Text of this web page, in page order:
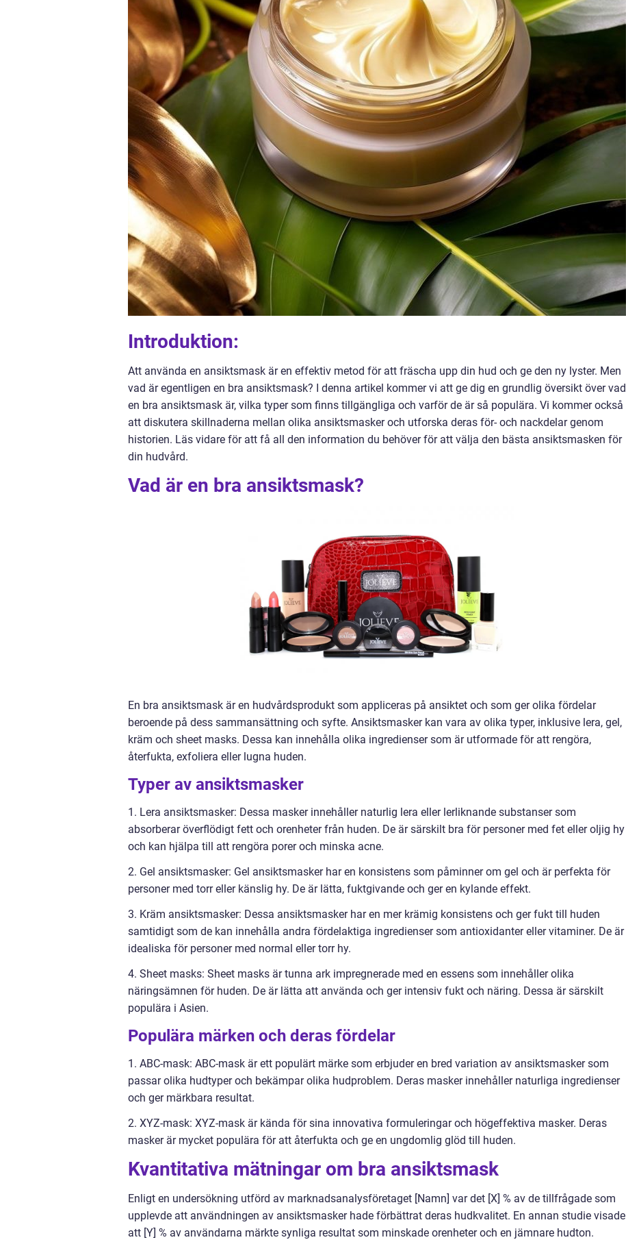
Introduktion:
Att använda en ansiktsmask är en effektiv metod för att fräscha upp din hud och ge den ny lyster. Men
vad är egentligen en bra ansiktsmask? I denna artikel kommer vi att ge dig en grundlig översikt över vad
en bra ansiktsmask är, vilka typer som finns tillgängliga och varför de är så populära. Vi kommer också
att diskutera skillnaderna mellan olika ansiktsmasker och utforska deras för- och nackdelar genom
historien. Läs vidare för att få all den information du behöver för att välja den bästa ansiktsmasken för
din hudvård.
Vad är en bra ansiktsmask?
En bra ansiktsmask är en hudvårdsprodukt som appliceras på ansiktet och som ger olika fördelar
beroende på dess sammansättning och syfte. Ansiktsmasker kan vara av olika typer, inklusive lera, gel,
kräm och sheet masks. Dessa kan innehålla olika ingredienser som är utformade för att rengöra,
återfukta, exfoliera eller lugna huden.
Typer av ansiktsmasker
1. Lera ansiktsmasker: Dessa masker innehåller naturlig lera eller lerliknande substanser som
absorberar överflödigt fett och orenheter från huden. De är särskilt bra för personer med fet eller oljig hy
och kan hjälpa till att rengöra porer och minska acne.
2. Gel ansiktsmasker: Gel ansiktsmasker har en konsistens som påminner om gel och är perfekta för
personer med torr eller känslig hy. De är lätta, fuktgivande och ger en kylande effekt.
3. Kräm ansiktsmasker: Dessa ansiktsmasker har en mer krämig konsistens och ger fukt till huden
samtidigt som de kan innehålla andra fördelaktiga ingredienser som antioxidanter eller vitaminer. De är
idealiska för personer med normal eller torr hy.
4. Sheet masks: Sheet masks är tunna ark impregnerade med en essens som innehåller olika
näringsämnen för huden. De är lätta att använda och ger intensiv fukt och näring. Dessa är särskilt
populära i Asien.
Populära märken och deras fördelar
1. ABC-mask: ABC-mask är ett populärt märke som erbjuder en bred variation av ansiktsmasker som
passar olika hudtyper och bekämpar olika hudproblem. Deras masker innehåller naturliga ingredienser
och ger märkbara resultat.
2. XYZ-mask: XYZ-mask är kända för sina innovativa formuleringar och högeffektiva masker. Deras
masker är mycket populära för att återfukta och ge en ungdomlig glöd till huden.
Kvantitativa mätningar om bra ansiktsmask
Enligt en undersökning utförd av marknadsanalysföretaget [Namn] var det [X] % av de tillfrågade som
upplevde att användningen av ansiktsmasker hade förbättrat deras hudkvalitet. En annan studie visade
att [Y] % av användarna märkte synliga resultat som minskade orenheter och en jämnare hudton.